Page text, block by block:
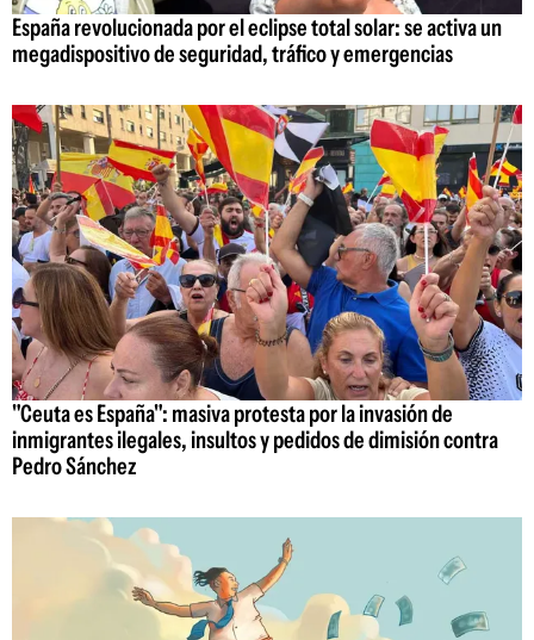
España revolucionada por el eclipse total solar: se activa un
megadispositivo de seguridad, tráfico y emergencias
"Ceuta es España": masiva protesta por la invasión de
inmigrantes ilegales, insultos y pedidos de dimisión contra
Pedro Sánchez